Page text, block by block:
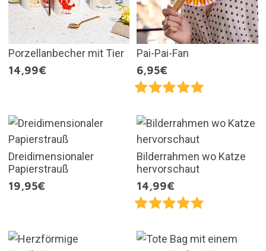
Porzellanbecher mit Tier
14,99€
Pai-Pai-Fan
6,95€
Dreidimensionaler
Papierstrauß
19,95€
Bilderrahmen wo Katze
hervorschaut
14,99€